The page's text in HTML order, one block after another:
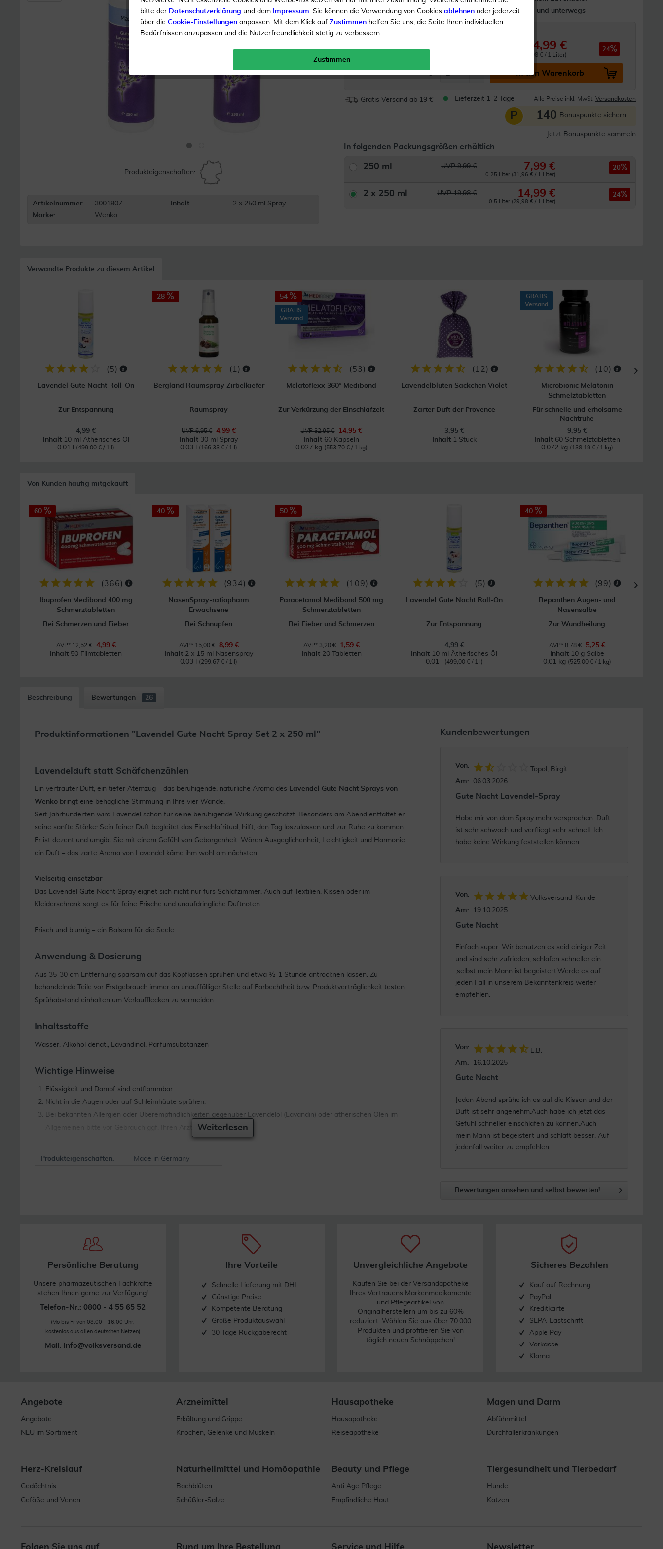
Einfache Anwendung
Für daheim und unterwegs
Produkteigenschaften:
Artikelnummer: 3001807 Inhalt:
2 x 250 ml Spray
Marke:
Wenko
Inhalt2 x 250 ml Spray
UVP 19,98 € 14,99 €
0.5 Liter (29,98 € / 1 Liter)
24
Menge: In den Warenkorb
Gratis Versand ab 19 € Lieferzeit 1-2 Tage Alle Preise inkl. MwSt. Versandkosten
P 140 Bonuspunkte sichern
Jetzt Bonuspunkte sammeln
In folgenden Packungsgrößen erhältlich
250 ml UVP 9,99 € 7,99 €
0.25 Liter (31,96 € / 1 Liter)
20
2 x 250 ml UVP 19,98 € 14,99 €
0.5 Liter (29,98 € / 1 Liter)
24
Verwandte Produkte zu diesem Artikel
(5)
Lavendel Gute Nacht Roll-On
Zur Entspannung
4,99 €
Inhalt 10 ml Ätherisches Öl
0.01 l
(499,00 € / 1 l)
28
( 1 )
Bergland Raumspray Zirbelkiefer
Raumspray
UVP 6,95 €
4,99 €
Inhalt 30 ml Spray
0.03 l
(166,33 € / 1 l)
54
GRATIS
Versand
(53)
Melatoflexx 360° Medibond
Zur Verkürzung der Einschlafzeit
UVP 32,95 €
14,95 €
Inhalt 60 Kapseln
0.027 kg (553,70 € / 1 kg)
( 12 )
Lavendelblüten Säckchen Violet
Zarter Duft der Provence
3,95 €
Inhalt 1 Stück
GRATIS
Versand
( 10)
Microbionic Melatonin
Schmelztabletten
Für schnelle und erholsame
Nachtruhe
9,95 €
Inhalt 60 Schmelztabletten
0.072 kg (138,19 € / 1 kg)
Von Kunden häufig mitgekauft
60
(366)
Ibuprofen Medibond 400 mg
Schmerztabletten
Bei Schmerzen und Fieber
AVP* 12,52 €
4,99 €
Inhalt 50 Filmtabletten
40
(934)
NasenSpray-ratiopharm
Erwachsene
Bei Schnupfen
AVP* 15,00 €
8,99 €
Inhalt 2 x 15 ml Nasenspray
0.03 l
(299,67 € / 1 l)
50
( 109)
Paracetamol Medibond 500 mg
Schmerztabletten
Bei Fieber und Schmerzen
AVP* 3,20 €
1,59 €
Inhalt 20 Tabletten
(5)
Lavendel Gute Nacht Roll-On
Zur Entspannung
4,99 €
Inhalt 10 ml Ätherisches Öl
0.01 l
(499,00 € / 1 l)
40
(99)
Bepanthen Augen- und
Nasensalbe
Zur Wundheilung
AVP* 8,78 €
5,25 €
Inhalt 10 g Salbe
0.01 kg (525,00 € / 1 kg)
Beschreibung Bewertungen 26
Produktinformationen "Lavendel Gute Nacht Spray Set 2 x 250 ml"
Lavendelduft statt Schäfchenzählen
Ein vertrauter Duft, ein tiefer Atemzug – das beruhigende, natürliche Aroma des Lavendel Gute Nacht Sprays von
Wenko bringt eine behagliche Stimmung in Ihre vier Wände.
Seit Jahrhunderten wird Lavendel schon für seine beruhigende Wirkung geschätzt. Besonders am Abend entfaltet er
seine sanfte Stärke: Sein feiner Duft begleitet das Einschlafritual, hilft, den Tag loszulassen und zur Ruhe zu kommen.
Er ist dezent und umgibt Sie mit einem Gefühl von Geborgenheit. Wären Ausgeglichenheit, Leichtigkeit und Harmonie
ein Duft – das zarte Aroma von Lavendel käme ihm wohl am nächsten.
Vielseitig einsetzbar
Das Lavendel Gute Nacht Spray eignet sich nicht nur fürs Schlafzimmer. Auch auf Textilien, Kissen oder im
Kleiderschrank sorgt es für feine Frische und unaufdringliche Duftnoten.
Frisch und blumig – ein Balsam für die Seele.
Anwendung & Dosierung
Aus 35-30 cm Entfernung sparsam auf das Kopfkissen sprühen und etwa ½-1 Stunde antrocknen lassen. Zu
behandelnde Teile vor Erstgebrauch immer an unauffälliger Stelle auf Farbechtheit bzw. Produktverträglichkeit testen.
Sprühabstand einhalten um Verlaufflecken zu vermeiden.
Inhaltsstoffe
Wasser, Alkohol denat., Lavandinöl, Parfumsubstanzen
Wichtige Hinweise
Flüssigkeit und Dampf sind entflammbar.
Nicht in die Augen oder auf Schleimhäute sprühen.
Bei bekannten Allergien oder Überempfindlichkeiten gegenüber Lavendelöl (Lavandin) oder ätherischen Ölen im
Allgemeinen bitte vor Gebrauch ggf. Ihren Arzt befragen.
Weiterlesen
Produkteigenschaften: Made in Germany
Kundenbewertungen
Von:
Topol, Birgit
Am:
06.03.2026
Gute Nacht Lavendel-Spray
Habe mir von dem Spray mehr versprochen. Duft
ist sehr schwach und verfliegt sehr schnell. Ich
habe keine Wirkung feststellen können.
Von:
Volksversand-Kunde
Am:
19.10.2025
Gute Nacht
Einfach super. Wir benutzen es seid einiger Zeit
und sind sehr zufrieden, schlafen schneller ein
,selbst mein Mann ist begeistert.Werde es auf
jeden Fall in unserem Bekanntenkreis weiter
empfehlen.
Von:
L.B.
Am:
16.10.2025
Gute Nacht
Jeden Abend sprühe ich es auf die Kissen und der
Duft ist sehr angenehm.Auch habe ich jetzt das
Gefühl schneller einschlafen zu können.Auch
mein Mann ist begeistert und schläft besser. Auf
jedenfall weiter zu empfehlen
Bewertungen ansehen und selbst bewerten!
Persönliche Beratung
Unsere pharmazeutischen Fachkräfte
stehen Ihnen gerne zur Verfügung!
Telefon-Nr.: 0800 - 4 55 65 52
(Mo bis Fr von 08.00 - 16.00 Uhr,
kostenlos aus allen deutschen Netzen)
Mail: info@volksversand.de
Ihre Vorteile
Schnelle Lieferung mit DHL
Günstige Preise
Kompetente Beratung
Große Produktauswahl
30 Tage Rückgaberecht
Unvergleichliche Angebote
Kaufen Sie bei der Versandapotheke
Ihres Vertrauens Markenmedikamente
und Pflegeartikel von
Originalherstellern um bis zu 60%
reduziert. Wählen Sie aus über 70.000
Produkten und profitieren Sie von
täglich neuen Schnäppchen!
Sicheres Bezahlen
Kauf auf Rechnung
PayPal
Kreditkarte
SEPA-Lastschrift
Apple Pay
Vorkasse
Klarna
Angebote
Angebote
NEU im Sortiment
Arzneimittel
Erkältung und Grippe
Knochen, Gelenke und Muskeln
Hausapotheke
Hausapotheke
Reiseapotheke
Magen und Darm
Abführmittel
Durchfallerkrankungen
Herz-Kreislauf
Gedächtnis
Gefäße und Venen
Naturheilmittel und Homöopathie
Bachblüten
Schüßler-Salze
Beauty und Pflege
Anti Age Pflege
Empfindliche Haut
Tiergesundheit und Tierbedarf
Hunde
Katzen
Folgen Sie uns auf Rund um Ihre Bestellung Service und Hilfe Newsletter
bitte der Datenschutzerklärung und dem Impressum. Sie können die Verwendung von Cookies ablehnen oder jederzeit
über die Cookie-Einstellungen anpassen. Mit dem Klick auf Zustimmen helfen Sie uns, die Seite Ihren individuellen
Bedürfnissen anzupassen und die Nutzerfreundlichkeit stetig zu verbessern.
Zustimmen